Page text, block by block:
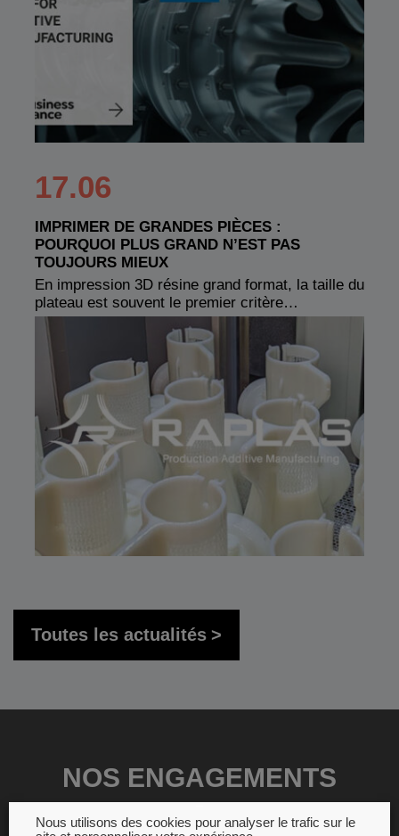
17.06
IMPRIMER DE GRANDES PIÈCES :
POURQUOI PLUS GRAND N’EST PAS
TOUJOURS MIEUX
En impression 3D résine grand format, la taille du
plateau est souvent le premier critère…
Toutes les actualités
NOS ENGAGEMENTS
Nous utilisons des cookies pour analyser le trafic sur le